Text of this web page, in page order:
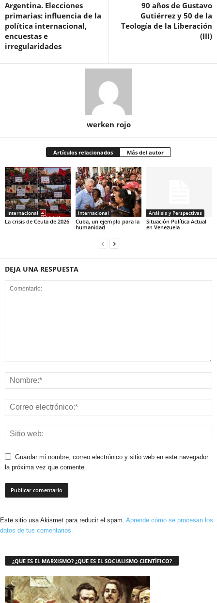
Argentina. Elecciones
primarias: influencia de la
política internacional,
encuestas e
irregularidades
90 años de Gustavo
Gutiérrez y 50 de la
Teología de la Liberación
(III)
werken rojo
Artículos relacionados Más del autor
Internacional
La crisis de Ceuta de 2026
Internacional
Cuba, un ejemplo para la
humanidad
Análisis y Perspectivas
Situación Política Actual
en Venezuela
DEJA UNA RESPUESTA
Guardar mi nombre, correo electrónico y sitio web en este navegador
la próxima vez que comente.
Este sitio usa Akismet para reducir el spam. Aprende cómo se procesan los
datos de tus comentarios.
¿QUE ES EL MARXISMO? ¿QUE ES EL SOCIALISMO CIENTÍFICO?